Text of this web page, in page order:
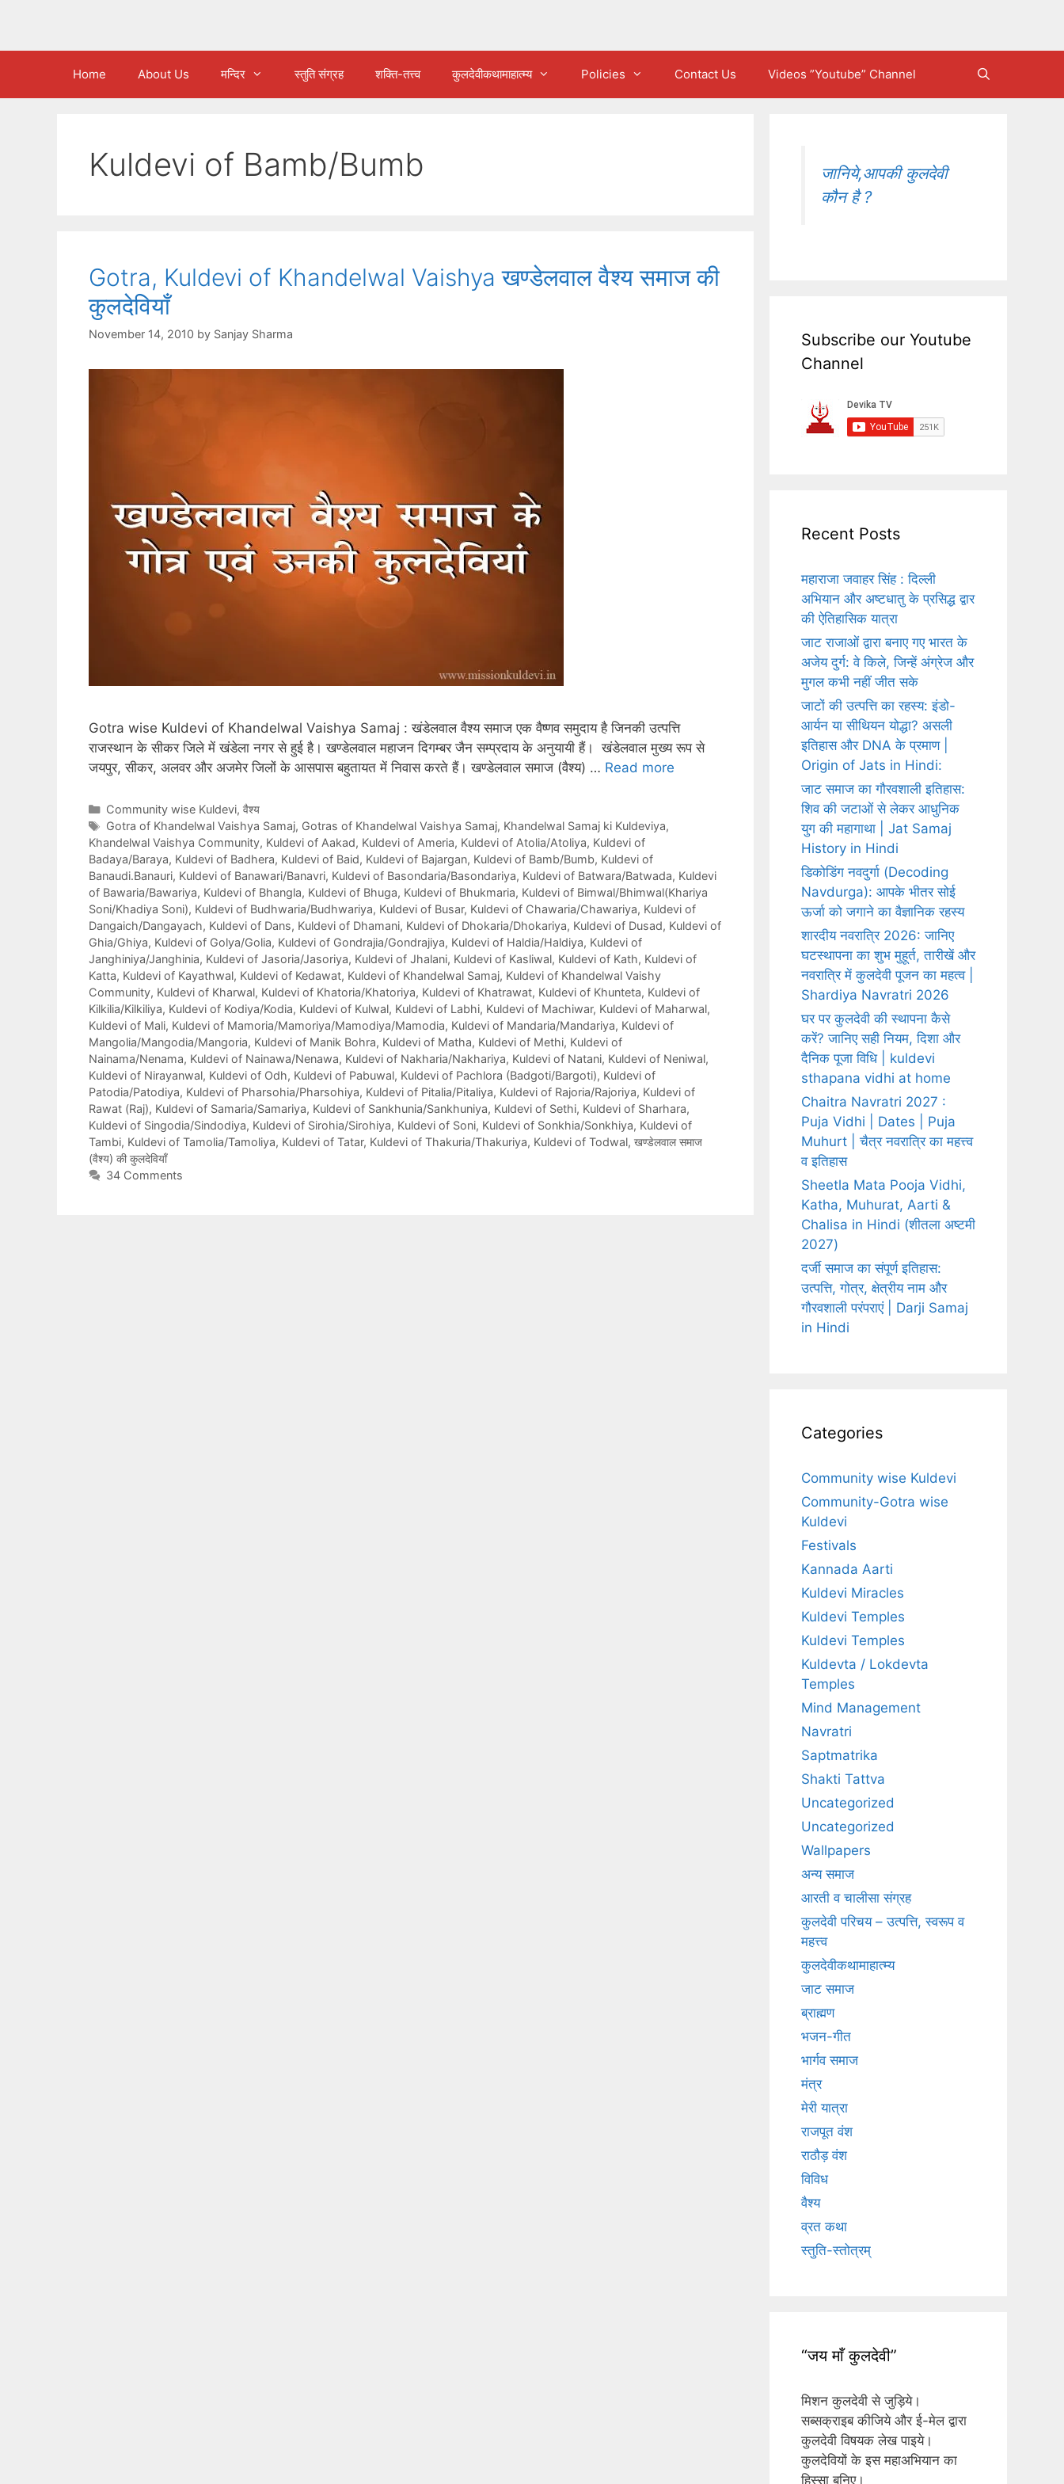
Home About Us मन्दिर स्तुति संग्रह शक्ति-तत्त्व कुलदेवीकथामाहात्म्य Policies Contact Us Videos ”Youtube” Channel
Kuldevi of Bamb/Bumb
Gotra, Kuldevi of Khandelwal Vaishya खण्डेलवाल वैश्य समाज की
कुलदेवियाँ
November 14, 2010 by Sanjay Sharma
Gotra wise Kuldevi of Khandelwal Vaishya Samaj : खंडेलवाल वैश्य समाज एक वैष्णव समुदाय है जिनकी उत्पत्ति
राजस्थान के सीकर जिले में खंडेला नगर से हुई है। खण्डेलवाल महाजन दिगम्बर जैन सम्प्रदाय के अनुयायी हैं। खंडेलवाल मुख्य रूप से
जयपुर, सीकर, अलवर और अजमेर जिलों के आसपास बहुतायत में निवास करते हैं। खण्डेलवाल समाज (वैश्य) … Read more
Categories
Community wise Kuldevi, वैश्य
Tags
Gotra of Khandelwal Vaishya Samaj, Gotras of Khandelwal Vaishya Samaj, Khandelwal Samaj ki Kuldeviya,
Khandelwal Vaishya Community, Kuldevi of Aakad, Kuldevi of Ameria, Kuldevi of Atolia/Atoliya, Kuldevi of
Badaya/Baraya, Kuldevi of Badhera, Kuldevi of Baid, Kuldevi of Bajargan, Kuldevi of Bamb/Bumb, Kuldevi of
Banaudi.Banauri, Kuldevi of Banawari/Banavri, Kuldevi of Basondaria/Basondariya, Kuldevi of Batwara/Batwada, Kuldevi
of Bawaria/Bawariya, Kuldevi of Bhangla, Kuldevi of Bhuga, Kuldevi of Bhukmaria, Kuldevi of Bimwal/Bhimwal(Khariya
Soni/Khadiya Soni), Kuldevi of Budhwaria/Budhwariya, Kuldevi of Busar, Kuldevi of Chawaria/Chawariya, Kuldevi of
Dangaich/Dangayach, Kuldevi of Dans, Kuldevi of Dhamani, Kuldevi of Dhokaria/Dhokariya, Kuldevi of Dusad, Kuldevi of
Ghia/Ghiya, Kuldevi of Golya/Golia, Kuldevi of Gondrajia/Gondrajiya, Kuldevi of Haldia/Haldiya, Kuldevi of
Janghiniya/Janghinia, Kuldevi of Jasoria/Jasoriya, Kuldevi of Jhalani, Kuldevi of Kasliwal, Kuldevi of Kath, Kuldevi of
Katta, Kuldevi of Kayathwal, Kuldevi of Kedawat, Kuldevi of Khandelwal Samaj, Kuldevi of Khandelwal Vaishy
Community, Kuldevi of Kharwal, Kuldevi of Khatoria/Khatoriya, Kuldevi of Khatrawat, Kuldevi of Khunteta, Kuldevi of
Kilkilia/Kilkiliya, Kuldevi of Kodiya/Kodia, Kuldevi of Kulwal, Kuldevi of Labhi, Kuldevi of Machiwar, Kuldevi of Maharwal,
Kuldevi of Mali, Kuldevi of Mamoria/Mamoriya/Mamodiya/Mamodia, Kuldevi of Mandaria/Mandariya, Kuldevi of
Mangolia/Mangodia/Mangoria, Kuldevi of Manik Bohra, Kuldevi of Matha, Kuldevi of Methi, Kuldevi of
Nainama/Nenama, Kuldevi of Nainawa/Nenawa, Kuldevi of Nakharia/Nakhariya, Kuldevi of Natani, Kuldevi of Neniwal,
Kuldevi of Nirayanwal, Kuldevi of Odh, Kuldevi of Pabuwal, Kuldevi of Pachlora (Badgoti/Bargoti), Kuldevi of
Patodia/Patodiya, Kuldevi of Pharsohia/Pharsohiya, Kuldevi of Pitalia/Pitaliya, Kuldevi of Rajoria/Rajoriya, Kuldevi of
Rawat (Raj), Kuldevi of Samaria/Samariya, Kuldevi of Sankhunia/Sankhuniya, Kuldevi of Sethi, Kuldevi of Sharhara,
Kuldevi of Singodia/Sindodiya, Kuldevi of Sirohia/Sirohiya, Kuldevi of Soni, Kuldevi of Sonkhia/Sonkhiya, Kuldevi of
Tambi, Kuldevi of Tamolia/Tamoliya, Kuldevi of Tatar, Kuldevi of Thakuria/Thakuriya, Kuldevi of Todwal, खण्डेलवाल समाज
(वैश्य) की कुलदेवियाँ
34 Comments
जानिये,आपकी कुलदेवी
कौन है ?
Subscribe our Youtube
Channel
Recent Posts
महाराजा जवाहर सिंह : दिल्ली
अभियान और अष्टधातु के प्रसिद्ध द्वार
की ऐतिहासिक यात्रा
जाट राजाओं द्वारा बनाए गए भारत के
अजेय दुर्ग: वे किले, जिन्हें अंग्रेज और
मुगल कभी नहीं जीत सके
जाटों की उत्पत्ति का रहस्य: इंडो-
आर्यन या सीथियन योद्धा? असली
इतिहास और DNA के प्रमाण |
Origin of Jats in Hindi:
जाट समाज का गौरवशाली इतिहास:
शिव की जटाओं से लेकर आधुनिक
युग की महागाथा | Jat Samaj
History in Hindi
डिकोडिंग नवदुर्गा (Decoding
Navdurga): आपके भीतर सोई
ऊर्जा को जगाने का वैज्ञानिक रहस्य
शारदीय नवरात्रि 2026: जानिए
घटस्थापना का शुभ मुहूर्त, तारीखें और
नवरात्रि में कुलदेवी पूजन का महत्व |
Shardiya Navratri 2026
घर पर कुलदेवी की स्थापना कैसे
करें? जानिए सही नियम, दिशा और
दैनिक पूजा विधि | kuldevi
sthapana vidhi at home
Chaitra Navratri 2027 :
Puja Vidhi | Dates | Puja
Muhurt | चैत्र नवरात्रि का महत्त्व
व इतिहास
Sheetla Mata Pooja Vidhi,
Katha, Muhurat, Aarti &
Chalisa in Hindi (शीतला अष्टमी
2027)
दर्जी समाज का संपूर्ण इतिहास:
उत्पत्ति, गोत्र, क्षेत्रीय नाम और
गौरवशाली परंपराएं | Darji Samaj
in Hindi
Categories
Community wise Kuldevi
Community-Gotra wise
Kuldevi
Festivals
Kannada Aarti
Kuldevi Miracles
Kuldevi Temples
Kuldevi Temples
Kuldevta / Lokdevta
Temples
Mind Management
Navratri
Saptmatrika
Shakti Tattva
Uncategorized
Uncategorized
Wallpapers
अन्य समाज
आरती व चालीसा संग्रह
कुलदेवी परिचय – उत्पत्ति, स्वरूप व
महत्त्व
कुलदेवीकथामाहात्म्य
जाट समाज
ब्राह्मण
भजन-गीत
भार्गव समाज
मंत्र
मेरी यात्रा
राजपूत वंश
राठौड़ वंश
विविध
वैश्य
व्रत कथा
स्तुति-स्तोत्रम्
“जय माँ कुलदेवी”
मिशन कुलदेवी से जुड़िये।
सब्सक्राइब कीजिये और ई-मेल द्वारा
कुलदेवी विषयक लेख पाइये।
कुलदेवियों के इस महाअभियान का
हिस्सा बनिए।